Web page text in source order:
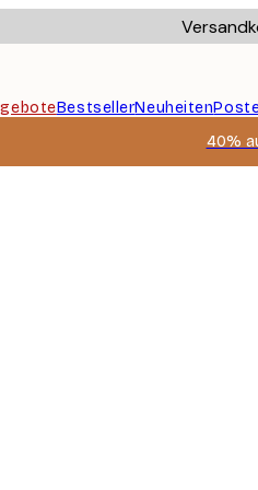
BestsellerNeuheiten
40%